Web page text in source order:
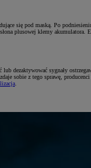
się pod maską. Po
plusowej klemy
sygnały
sobie z tego sprawę,
.